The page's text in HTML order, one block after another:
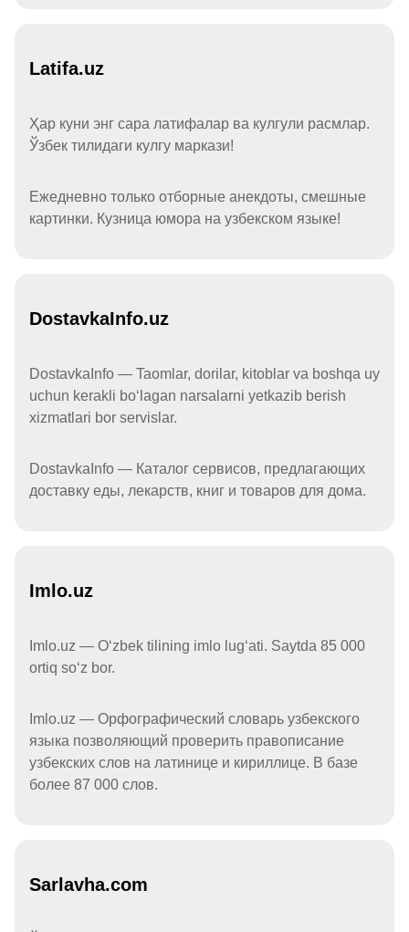
Latifa.uz
Ҳар куни энг сара латифалар ва кулгули расмлар.
Ўзбек тилидаги кулгу маркази!
Ежедневно только отборные анекдоты, смешные
картинки. Кузница юмора на узбекском языке!
DostavkaInfo.uz
DostavkaInfo — Taomlar, dorilar, kitoblar va boshqa uy
uchun kerakli boʻlagan narsalarni yetkazib berish
xizmatlari bor servislar.
DostavkaInfo — Каталог сервисов, предлагающих
доставку еды, лекарств, книг и товаров для дома.
Imlo.uz
Imlo.uz — Oʻzbek tilining imlo lugʻati. Saytda 85 000
ortiq soʻz bor.
Imlo.uz — Орфографический словарь узбекского
языка позволяющий проверить правописание
узбекских слов на латинице и кириллице. В базе
более 87 000 слов.
Sarlavha.com